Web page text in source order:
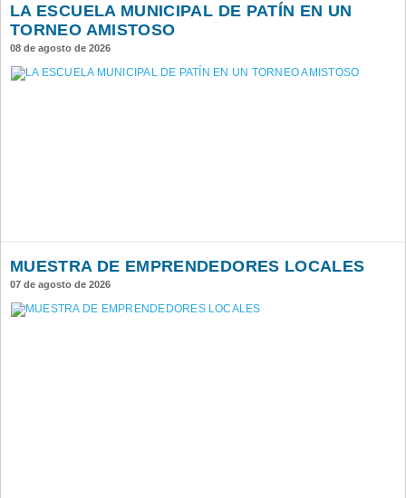
LA ESCUELA MUNICIPAL DE PATÍN EN UN
TORNEO AMISTOSO
08 de agosto de 2026
MUESTRA DE EMPRENDEDORES LOCALES
07 de agosto de 2026